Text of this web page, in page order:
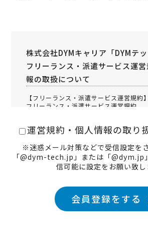
株式会社DYMキャリア「DYMテッ
フリーランス・派遣サービス運
報の取扱について
【フリーランス・派遣サービス運営規約】
フリーランス・派遣サービス運営規約
います)ご登録にあたっては、以下の運
うお願い致します。
１．(定義)
本規約において使用される各用語の定義
通りと致します。
運営規約・個人情報の取り
※迷惑メール対策などで受信設定を
「@dym-tech.jp」または「@dym.jp
信可能に設定をお願い致し
会員登録をする